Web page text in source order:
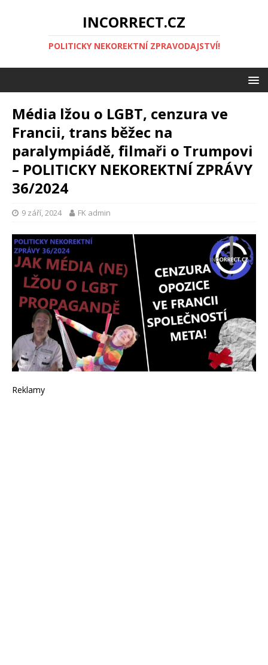
INCORRECT.CZ
POLITICKY NEKOREKTNÍ ZPRAVODAJSTVÍ!
Média lžou o LGBT, cenzura ve
Francii, trans běžec na
paralympiádě, filmaři o Trumpovi
– POLITICKY NEKOREKTNÍ ZPRÁVY
36/2024
9 září, 2024 FK admin
Reklamy